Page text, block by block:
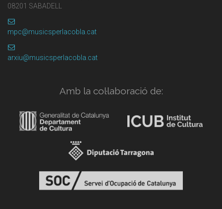
08201 SABADELL
mpc@musicsperlacobla.cat
arxiu@musicsperlacobla.cat
Amb la col·laboració de: